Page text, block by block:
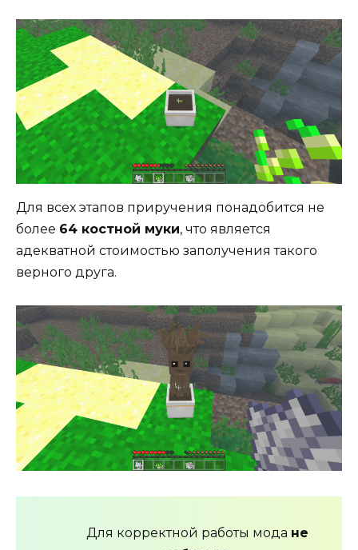
Для всех этапов приручения понадобится не
более 64 костной муки, что является
адекватной стоимостью заполучения такого
верного друга.
Для корректной работы мода не